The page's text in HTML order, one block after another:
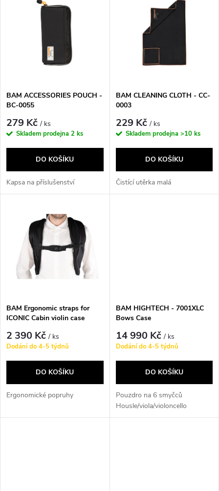
p
r
o
d
u
ů
Abecedně
s
p
r
d
BAM ACCESSORIES POUCH -
BC-0055
279 Kč/ ks
Skladem prodejna 2 ks
DO KOŠÍKU
Kapsa na příslušenství
BAM CLEANING CLOTH - CC-
0003
229 Kč/ ks
Skladem prodejna >10 ks
DO KOŠÍKU
Čistící utěrka malá
BAM Ergonomic straps for
ICONIC Cabin violin case
2 390 Kč/ ks
Dodání do 4-5 týdnů
DO KOŠÍKU
Ergonomické popruhy
BAM HIGHTECH - 7001XLC
Bows Case
14 990 Kč/ ks
Dodání do 4-5 týdnů
DO KOŠÍKU
Pouzdro na 6 smyčců
Housle/viola/violoncello